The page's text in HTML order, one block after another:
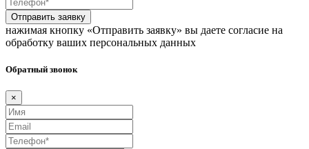
Отправить заявку
нажимая кнопку «Отправить заявку» вы даете согласие на
обработку ваших персональных данных
Обратный звонок
×